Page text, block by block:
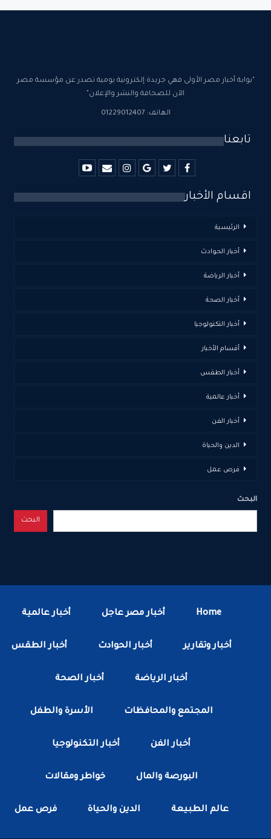
"بوابة أخبار مصر الأولى فهي جريدة إلكترونية يومية تصدر عن مؤسسة مصر
الآن للصحافة والنشر والإعلان"
الهاتف: 01229012407
تابعنا
اقسام الأخبار
الرئيسية
أخبار الحوادث
أخبار الرياضة
أخبار الصحة
أخبار التكنولوجيا
أقسام الأخبار
أخبار الطقس
أخبار عالمية
أخبار الفن
الدين والحياة
فرص عمل
البحث
البحث
Home أخبار مصر عاجل أخبار عالمية
أخبار وتقارير أخبار الحوادث أخبار الطقس
أخبار الرياضة أخبار الصحة
المجتمع والمحافظات الأسرة والطفل
أخبار الفن أخبار التكنولوجيا
البورصة والمال خواطر ومقالات
عالم الطبيعة الدين والحياة فرص عمل